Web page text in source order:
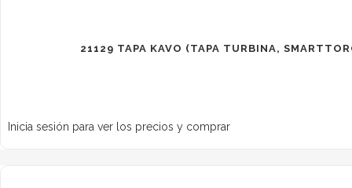
21129 TAPA KAVO (TAPA TURBINA,
Inicia sesión para ver los precios y comprar